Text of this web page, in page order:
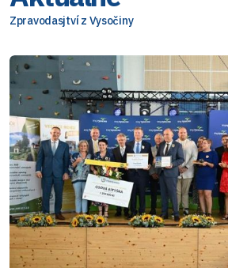
Zpravodasjtví z Vysočiny